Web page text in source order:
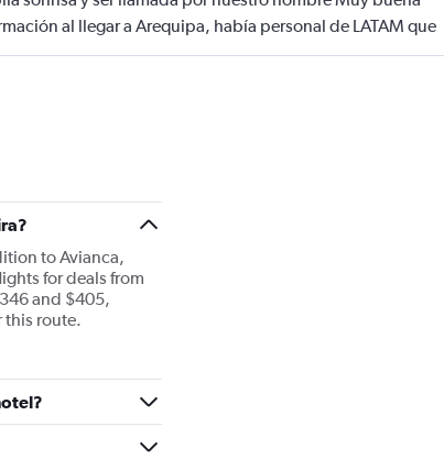
al llegar a Arequipa, había personal de LATAM que
la cinta del equipaje, gratamente sorprendido Asiento
to Avianca,
for deals from
and $405,
this route.